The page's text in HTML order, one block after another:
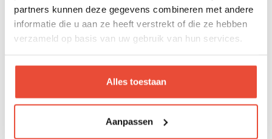
partners kunnen deze gegevens combineren met andere
informatie die u aan ze heeft verstrekt of die ze hebben
verzameld op basis van uw gebruik van hun services.
Alles toestaan
Aanpassen
Mag de reiswieg gebruikt worden als wieg?
gemonteerd?